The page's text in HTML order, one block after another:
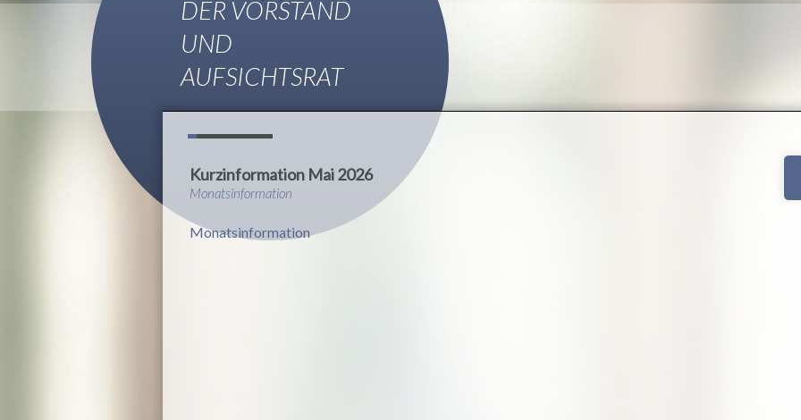
DER VORSTAND
UND
AUFSICHTSRAT
Kurzinformation Mai 2026
Monatsinformation
Monatsinformation